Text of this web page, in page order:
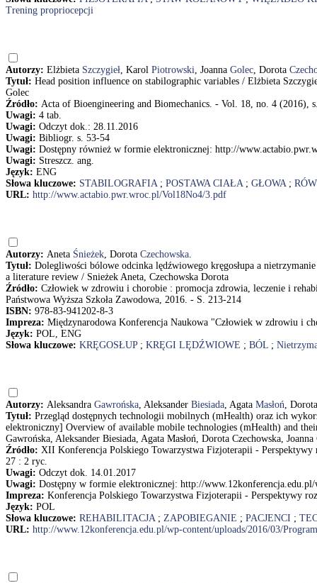
Trening propriocepcji
Autorzy: Elżbieta Szczygieł, Karol Piotrowski, Joanna Golec, Dorota
Tytuł: Head position influence on stabilographic variables / Elżbieta
Golec
Źródło: Acta of Bioengineering and Biomechanics. - Vol. 18, no. 4 (2016),
Uwagi: 4 tab.
Uwagi: Odczyt dok.: 28.11.2016
Uwagi: Bibliogr. s. 53-54
Uwagi: Dostępny również w formie elektronicznej: http://
Uwagi: Streszcz. ang.
Język: ENG
Słowa kluczowe: STABILOGRAFIA; POSTAWA CIAŁA; GŁOWA;
URL: http://www.actabio.pwr.wroc.pl/Vol18No4/3.pdf
Autorzy: Aneta Śnieżek, Dorota Czechowska.
Tytuł: Dolegliwości bólowe odcinka lędźwiowego kręgosłupa a
a literature review / Snieżek Aneta, Czechowska Dorota
Źródło: Człowiek w zdrowiu i chorobie : promocja zdrowia, leczenie i
Państwowa Wyższa Szkoła Zawodowa, 2016. - S. 213-214
ISBN: 978-83-941202-8-3
Impreza: Międzynarodowa Konferencja Naukowa "Człowiek w zdrowiu i
Język: POL, ENG
Słowa kluczowe: KRĘGOSŁUP; KRĘGI LĘDŹWIOWE ; BÓL ;
Autorzy: Aleksandra Gawrońska, Aleksander Biesiada, Agata Masłoń,
Tytuł: Przegląd dostępnych technologii mobilnych (mHealth) oraz ich
elektroniczny] Overview of available mobile technologies (mHealth) and
Gawrońska, Aleksander Biesiada, Agata Masłoń, Dorota Czechowska, Joanna
Źródło: XII Konferencja Polskiego Towarzystwa Fizjoterapii -
27 : 2 ryc.
Uwagi: Odczyt dok. 14.01.2017
Uwagi: Dostępny w formie elektronicznej: http://
Impreza: Konferencja Polskiego Towarzystwa Fizjoterapii - Perspektywy
Język: POL
Słowa kluczowe: REHABILITACJA; ZAPOBIEGANIE ; PACJENCI ;
URL: http://www.12konferencja.edu.pl/wp-content/uploads/2016/03/